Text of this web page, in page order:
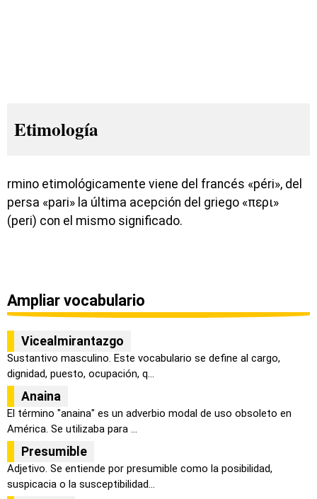
Etimología
rmino etimológicamente viene del francés «péri», del
persa «pari» la última acepción del griego «περι»
(peri) con el mismo significado.
Ampliar vocabulario
Vicealmirantazgo
Sustantivo masculino. Este vocabulario se define al cargo,
dignidad, puesto, ocupación, q...
Anaina
El término "anaina" es un adverbio modal de uso obsoleto en
América. Se utilizaba para ...
Presumible
Adjetivo. Se entiende por presumible como la posibilidad,
suspicacia o la susceptibilidad...